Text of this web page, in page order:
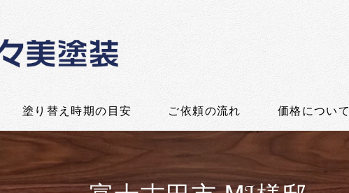
塗り替え時期の目安 ご依頼の流れ 価格について